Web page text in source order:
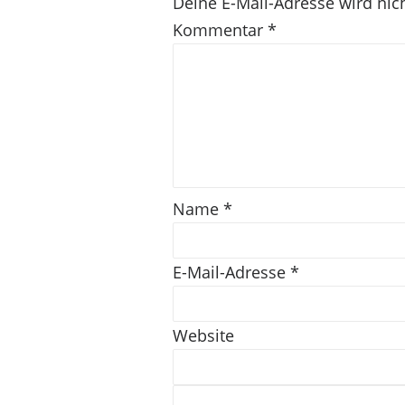
Kommentar *
Name *
E-Mail-Adresse *
Website